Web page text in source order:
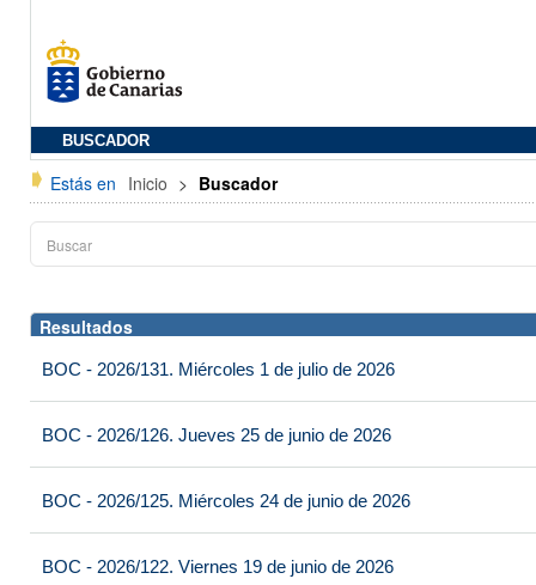
BUSCADOR
Estás en Inicio > Buscador
Resultados
BOC - 2026/131. Miércoles 1 de julio de 2026
BOC - 2026/126. Jueves 25 de junio de 2026
BOC - 2026/125. Miércoles 24 de junio de 2026
BOC - 2026/122. Viernes 19 de junio de 2026